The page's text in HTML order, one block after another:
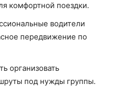
комфортной поездки.
водители
передвижение по
организовать
под нужды группы.